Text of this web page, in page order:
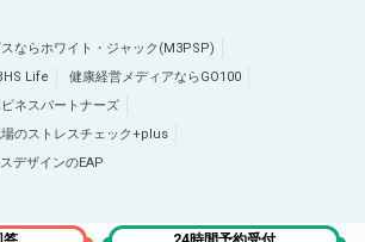
ならホワイト・ジャック(M3PSP)
Life
健康経営メディアならGO100
ネスパートナーズ
のストレスチェック+plus
デザインのEAP
ューライフ） 肥満症総合サイトならひまんラボ